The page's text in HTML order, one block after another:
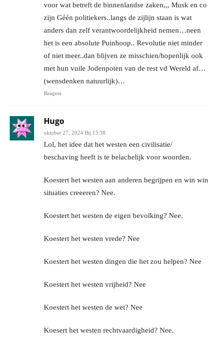
voor wat betreft de binnenlandse zaken,,, Musk en co
zijn Géén politiekers..langs de zijlijn staan is wat
anders dan zelf verantwoordelijkheid nemen…neen
het is een absolute Puinhoop.. Revolutie niet minder
of niet meer..dan blijven ze misschien/hopenlijk ook
met hun vuile Jodenpoten van de rest vd Wereld af…
(wensdenken natuurlijk)…
Reageer
Hugo
oktober 27, 2024 Bij 15:38
Lol, het idee dat het westen een civilisatie/
beschaving heeft is te belachelijk voor woorden.
Koestert het westen aan anderen begrijpen en win win
situaties creeeren? Nee.
Koestert het westen de eigen bevolking? Nee.
Koestert het westen vrede? Nee
Koestert het westen dingen die het zou helpen? Nee
Koestert het westen vrijheid? Nee
Koestert het westen de wet? Nee
Koesert het westen rechtvaardigheid? Nee.